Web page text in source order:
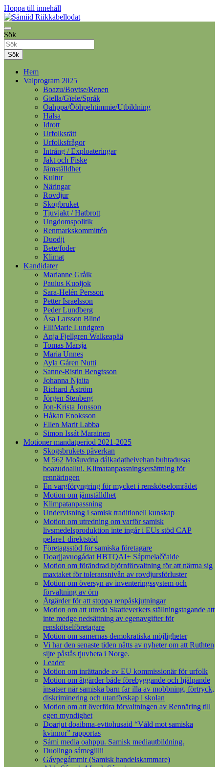
Hoppa till innehåll
Sámiid Riikkabellodat
Samelandspartiet
Sök
Sök
Hem
Valprogram 2025
Boazu/Bovtse/Renen
Giella/Gïele/Språk
Oahppa/Ööhpehtimmie/Utbildning
Hälsa
Idrott
Urfolksrätt
Urfolksfrågor
Intrång / Exploateringar
Jakt och Fiske
Jämställdhet
Kultur
Näringar
Rovdjur
Skogbruket
Tjuvjakt / Hatbrott
Ungdomspolitik
Renmarkskommittén
Duodji
Bete/foder
Klimat
Kandidater
Marianne Gråik
Paulus Kuoljok
Sara-Helén Persson
Petter Israelsson
Peder Lundberg
Åsa Larsson Blind
ElliMarie Lundgren
Anja Fjellgren Walkeapää
Tomas Marsja
Maria Unnes
Ayla Gáren Nutti
Sanne-Ristin Bengtsson
Johanna Njaita
Richard Åström
Jörgen Stenberg
Jon-Krista Jonsson
Håkan Enoksson
Ellen Marit Labba
Simon Issát Marainen
Motioner mandatperiod 2021-2025
Skogsbrukets påverkan
M 562 Mošuvdna dálkadatheivehan buhtadusas
boazudoallui. Klimatanpassningsersättning för
rennäringen
En vargföryngring för mycket i renskötselområdet
Motion om jämställdhet
Klimpatanpassning
Undervisning i samisk traditionell kunskap
Motion om utredning om varför samisk
livsmedelsproduktion inte ingår i EUs stöd CAP
pelare1 direktstöd
Företagsstöd för samiska företagare
Doarjjavuogádat HBTQAI+ Sápmelaččaide
Motion om förändrad björnförvaltning för att närma sig
maxtaket för toleransnivån av rovdjursförluster
Motion om översyn av inventeringssystem och
förvaltning av örn
Åtgärder för att stoppa renpåskjutningar
Motion om att utreda Skatteverkets ställningstagande att
inte medge nedsättning av egenavgifter för
renskötselföretagare
Motion om samernas demokratiska möjligheter
Vi har den senaste tiden nåtts av nyheter om att Ruthten
sijte påstås tjuvbeta i Norge.
Leader
Motion om inrättande av EU kommissionär för urfolk
Motion om åtgärder både förebyggande och hjälpande
insatser när samiska barn far illa av mobbning, förtryck,
diskriminering och utanförskap i skolan
Motion om att överföra förvaltningen av Rennäring till
egen myndighet
Doarjut doaibma-evttohusaid “Våld mot samiska
kvinnor” rapportas
Sámi media oahppu. Samisk mediautbildning.
Duolingo sámegillii
Gávpegámmir (Samisk handelskammare)